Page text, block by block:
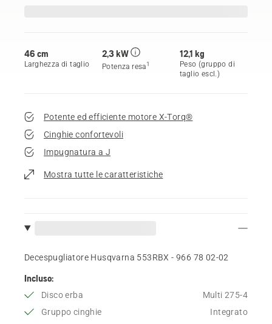
46 cm
Larghezza di taglio
2,3 kW
Potenza resa1
12,1 kg
Peso (gruppo di
taglio escl.)
Potente ed efficiente motore X-Torq®
Cinghie confortevoli
Impugnatura a J
Mostra tutte le caratteristiche
Decespugliatore Husqvarna 553RBX - 966 78 02‑02
Incluso:
Disco erba
Multi 275-4
Gruppo cinghie
Integrato